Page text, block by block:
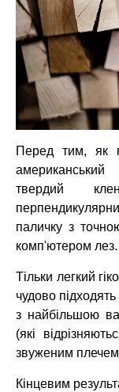
Перед тим, як
американський
твердий
паличку з
комп'ютером лез.
Тільки легкий
чудово
з найбільшою
(які
звуженим плечем
Кінцевим